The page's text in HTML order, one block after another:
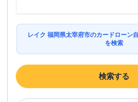
レイク 福岡県太宰府市のカードローン
を検索
検索する